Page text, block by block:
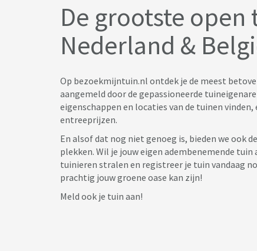
De grootste open
Nederland &
Op bezoekmijntuin.nl ontdek je de meest
aangemeld door de gepassioneerde
eigenschappen en locaties van de tuinen
entreeprijzen.
En alsof dat nog niet genoeg is, bieden we ook
plekken. Wil je jouw eigen adembenemende
tuinieren stralen en registreer je tuin vandaag
prachtig jouw groene oase kan zijn!
Meld ook je tuin aan!